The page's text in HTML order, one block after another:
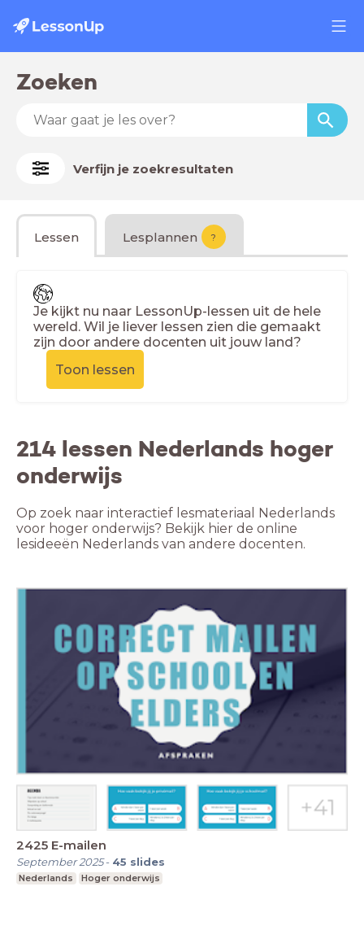
Zoeken
Verfijn je zoekresultaten
Lessen Lesplannen ?
Je kijkt nu naar LessonUp-lessen uit de hele
wereld. Wil je liever lessen zien die gemaakt
zijn door andere docenten uit jouw land?
Toon lessen
214 lessen Nederlands hoger
onderwijs
Op zoek naar interactief lesmateriaal Nederlands
voor hoger onderwijs? Bekijk hier de online
lesideeën Nederlands van andere docenten.
2425 E-mailen
September 2025- 45 slides
Nederlands Hoger onderwijs